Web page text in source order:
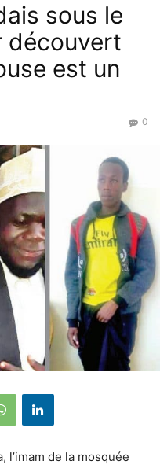
sous le
découvert
est un
0
l’imam de la mosquée